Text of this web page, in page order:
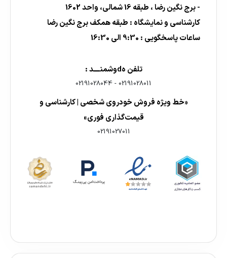
- برج نگین رضا ، طبقه 16 شمالی، واحد 1602
کارشناسی و نمایشگاه : طبقه همکف برج نگین رضا
ساعات پاسخگویی : 9:30 الی 16:30
تلفن هdوشمنــــد :
02191028011
-
02191028044
«خط ویژه فروش خودروی شخصی | کارشناسی و
قیمت‌گذاری فوری»
02191027011